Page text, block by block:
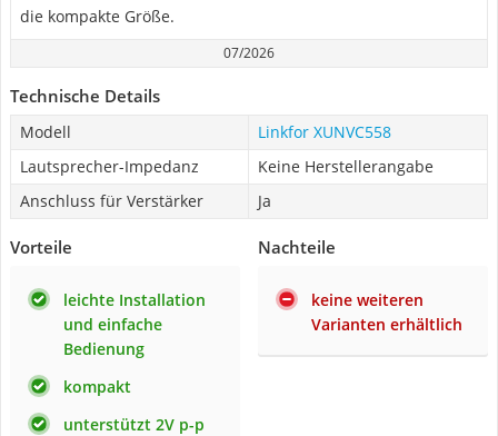
die kompakte Größe.
07/2026
Technische Details
Modell
Linkfor XUNVC558
Lautsprecher-Impedanz
Keine Herstellerangabe
Anschluss für Verstärker
Ja
Vorteile
leichte Installation
und einfache
Bedienung
kompakt
unterstützt 2V p-p
Nachteile
keine weiteren
Varianten erhältlich